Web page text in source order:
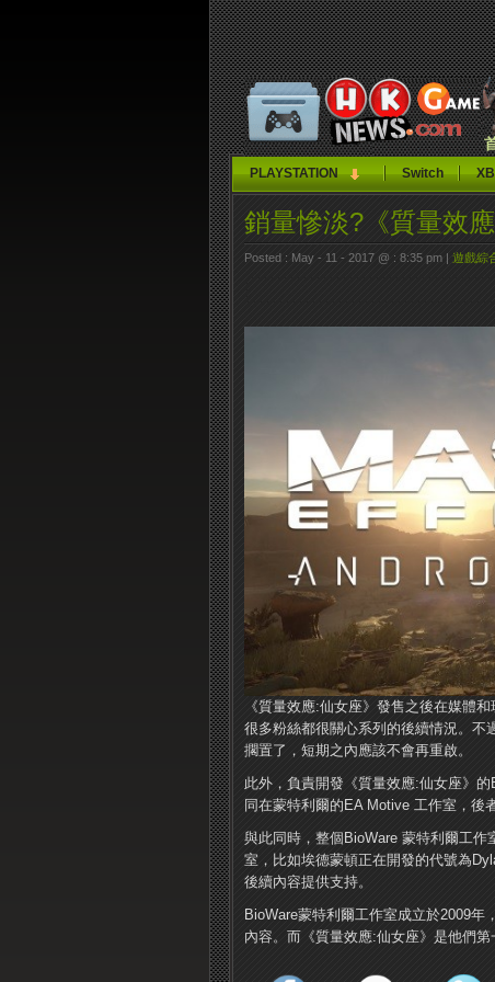
PLAYSTATION Switch
銷量慘淡?《質量效
Posted : May - 11 - 2017 @ : 8:35 pm | 遊戲綜
《質量效應:仙女座》發售之後在媒體
很多粉絲都很關心系列的後續情況。不
擱置了，短期之內應該不會再重啟。
此外，負責開發《質量效應:仙女座》
同在蒙特利爾的EA Motive 工作室，後
與此同時，整個BioWare 蒙特利爾工
室，比如埃德蒙頓正在開發的代號為
後續內容提供支持。
BioWare蒙特利爾工作室成立於2009
內容。而《質量效應:仙女座》是他們第